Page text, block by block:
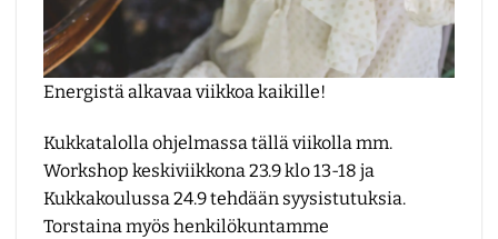
Energistä alkavaa viikkoa kaikille!
Kukkatalolla ohjelmassa tällä viikolla mm.
Workshop keskiviikkona 23.9 klo 13-18 ja
Kukkakoulussa 24.9 tehdään syysistutuksia.
Torstaina myös henkilökuntamme